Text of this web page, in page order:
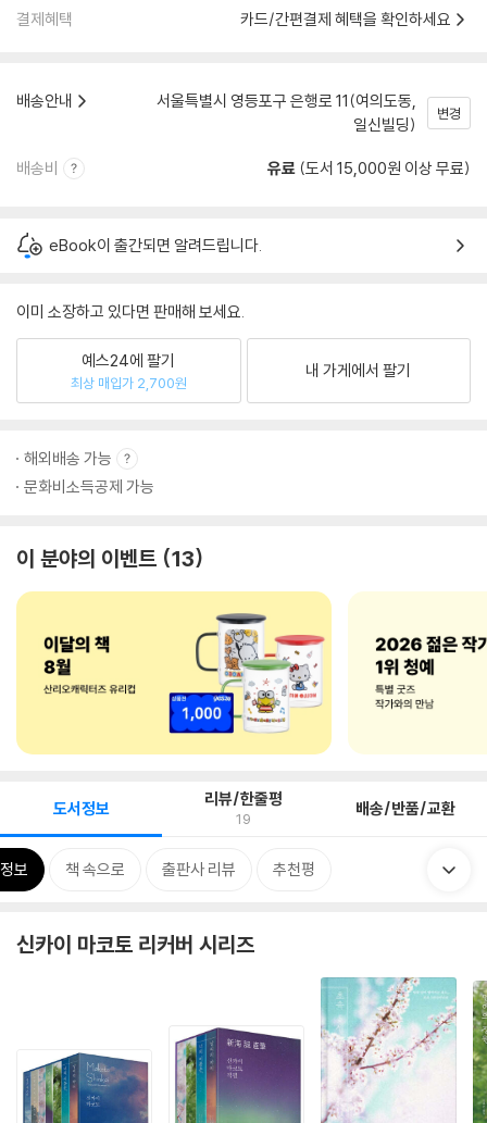
결제혜택 카드/간편결제 혜택을 확인하세요
배송안내
서울특별시 영등포구 은행로 11(여의도동,
일신빌딩)
변경
배송비 유료 (도서 15,000원 이상 무료)
eBook이 출간되면 알려드립니다.
이미 소장하고 있다면 판매해 보세요.
예스24에 팔기
최상 매입가 2,700원
내 가게에서 팔기
해외배송 가능
문화비소득공제 가능
이 분야의 이벤트 13
도서정보 리뷰/한줄평
19 배송/반품/교환
보 책 속으로 출판사 리뷰 추천평
신카이 마코토 리커버 시리즈